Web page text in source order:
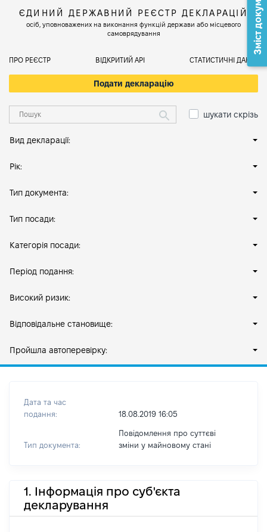
ЄДИНИЙ ДЕРЖАВНИЙ РЕЄСТР ДЕКЛАРАЦІЙ
осіб, уповноважених на виконання функцій держави або місцевого
самоврядування
ПРО РЕЄСТР ВІДКРИТИЙ АРІ СТАТИСТИЧНІ ДАНІ
Подати декларацію
шукати скрізь
Вид декларації:
Рік:
Тип документа:
Тип посади:
Категорія посади:
Період подання:
Високий ризик:
Відповідальне становище:
Пройшла автоперевірку:
Дата та час
подання:
18.08.2019 16:05
Тип документа:
Повідомлення про суттєві
зміни y майновому стані
1. Інформація про суб'єкта
декларування
Зміст документа